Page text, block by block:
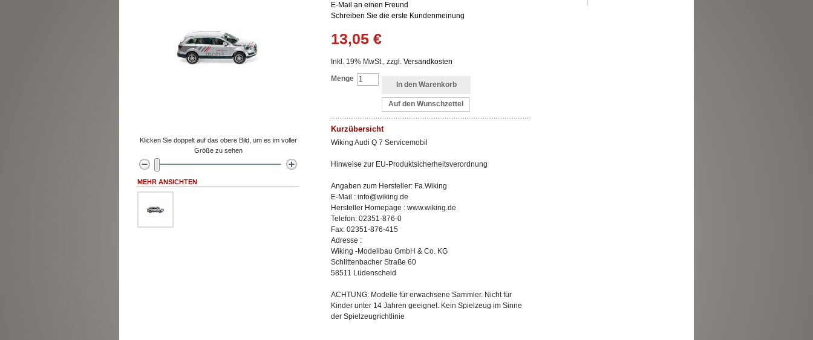
E-Mail an einen Freund
Schreiben Sie die erste Kundenmeinung
13,05 €
Inkl. 19% MwSt., zzgl. Versandkosten
Menge
In den Warenkorb
Auf den Wunschzettel
Kurzübersicht
Wiking Audi Q 7 Servicemobil
Hinweise zur EU-Produktsicherheitsverordnung
Angaben zum Hersteller: Fa.Wiking
E-Mail : info@wiking.de
Hersteller Homepage : www.wiking.de
Telefon: 02351-876-0
Fax: 02351-876-415
Adresse :
Wiking -Modellbau GmbH & Co. KG
Schlittenbacher Straße 60
58511 Lüdenscheid
ACHTUNG: Modelle für erwachsene Sammler. Nicht für
Kinder unter 14 Jahren geeignet. Kein Spielzeug im Sinne
der Spielzeugrichtlinie
Klicken Sie doppelt auf das obere Bild, um es im voller
Größe zu sehen
MEHR ANSICHTEN